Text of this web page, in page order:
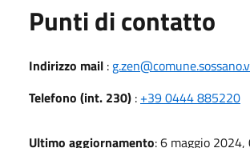
Punti di contatto
Indirizzo mail :
Telefono (int. 230) : +39 0444 885220
Ultimo aggiornamento: 6 maggio 2024,